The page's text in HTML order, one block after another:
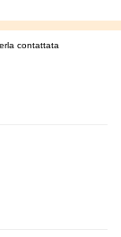
contattata